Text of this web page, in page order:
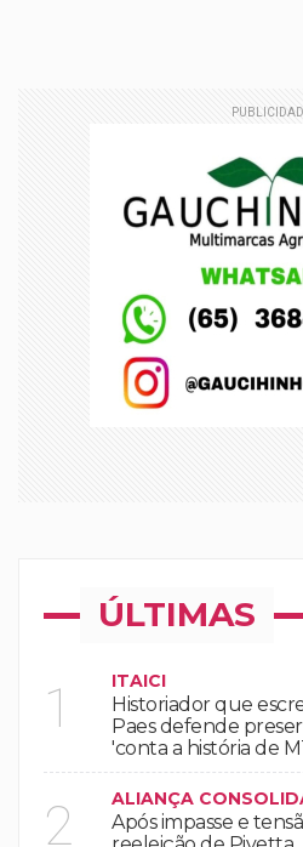
ÚLTIMAS
1 ITAICI
Historiador que
Paes defende
'conta a história de
2 ALIANÇA
Após impasse e